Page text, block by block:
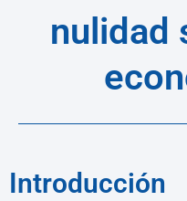
nulidad
Introducción